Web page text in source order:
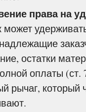
права на
остатки
оплаты (ст.
рычаг, который